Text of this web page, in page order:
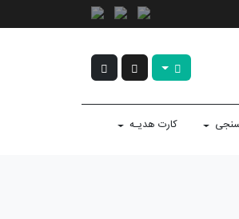
کارت هدیـه